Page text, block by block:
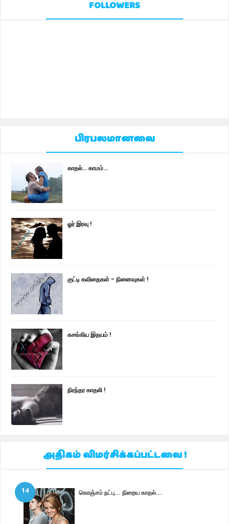
FOLLOWERS
பிரபலமானவை
காதல்... காமம்...
ஓர் இரவு !
குட்டி கவிதைகள் - நினைவுகள் !
கசங்கிய இதயம் !
நிரந்தர காதலி !
அதிகம் விமர்சிக்கப்பட்டவை !
கொஞ்சம் நட்பு... நிறைய காதல்...
14